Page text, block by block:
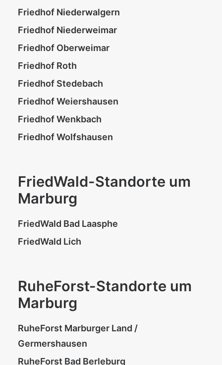
Friedhof Niederwalgern
Friedhof Niederweimar
Friedhof Oberweimar
Friedhof Roth
Friedhof Stedebach
Friedhof Weiershausen
Friedhof Wenkbach
Friedhof Wolfshausen
FriedWald-Standorte um
Marburg
FriedWald Bad Laasphe
FriedWald Lich
RuheForst-Standorte um
Marburg
RuheForst Marburger Land /
Germershausen
RuheForst Bad Berleburg